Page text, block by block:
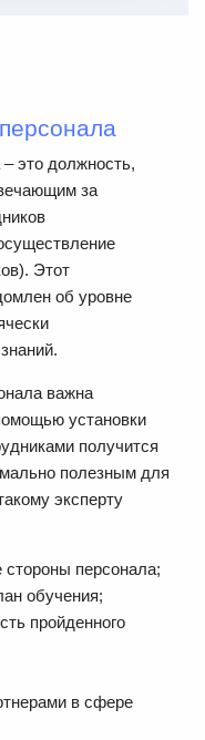
это должность,
за
Этот
об уровне
важна
установки
получится
полезным для
эксперту
стороны персонала;
обучения;
пройденного
в сфере